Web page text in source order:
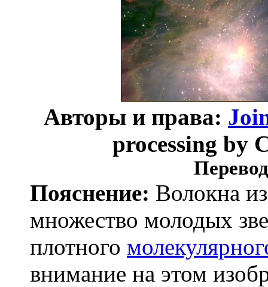
Авторы и права:
processing by
Пояснение: Волокна
множество молодых
плотного
внимание на этом